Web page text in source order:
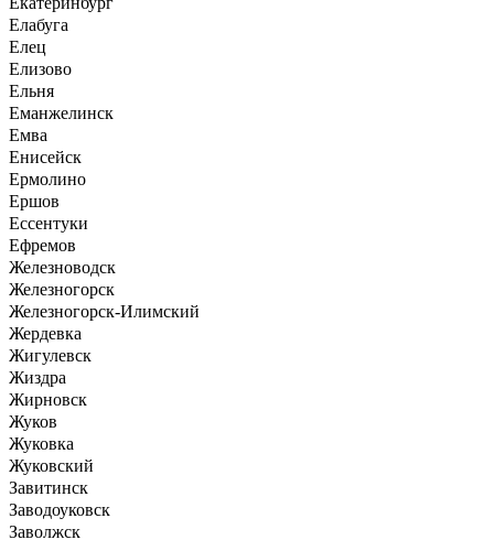
Елабуга
Елец
Елизово
Ельня
Еманжелинск
Емва
Енисейск
Ермолино
Ершов
Ессентуки
Ефремов
Железноводск
Железногорск
Железногорск-Илимский
Жердевка
Жигулевск
Жиздра
Жирновск
Жуков
Жуковка
Жуковский
Завитинск
Заводоуковск
Заволжск